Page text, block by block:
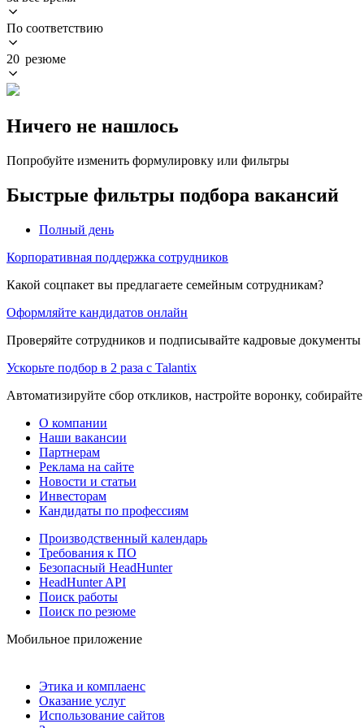
По соответствию
20 резюме
Ничего не нашлось
Попробуйте изменить формулировку или фильтры
Быстрые фильтры подбора вакансий
Полный день
Корпоративная поддержка сотрудников
Какой соцпакет вы предлагаете семейным сотрудникам?
Оформляйте кандидатов онлайн
Проверяйте сотрудников и подписывайте кадровые
Ускорьте подбор в 2 раза с Talantix
Автоматизируйте сбор откликов, настройте воронку,
О компании
Наши вакансии
Партнерам
Реклама на сайте
Новости и статьи
Инвесторам
Кандидаты по профессиям
Производственный календарь
Требования к ПО
Безопасный HeadHunter
HeadHunter API
Поиск работы
Поиск по резюме
Мобильное приложение
Этика и комплаенс
Оказание услуг
Использование сайтов